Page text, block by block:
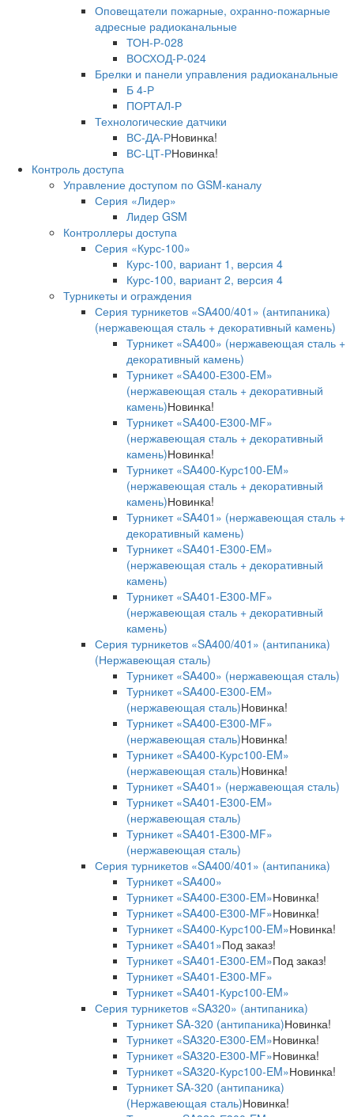
Оповещатели пожарные, охранно-пожарные
адресные радиоканальные
ТОН-Р-028
ВОСХОД-Р-024
Брелки и панели управления радиоканальные
Б 4-Р
ПОРТАЛ-Р
Технологические датчики
ВС-ДА-РНовинка!
ВС-ЦТ-РНовинка!
Контроль доступа
Управление доступом по GSM-каналу
Серия «Лидер»
Лидер GSM
Контроллеры доступа
Серия «Курс-100»
Курс-100, вариант 1, версия 4
Курс-100, вариант 2, версия 4
Турникеты и ограждения
Серия турникетов «SA400/401» (антипаника)
(нержавеющая сталь + декоративный камень)
Турникет «SA400» (нержавеющая сталь +
декоративный камень)
Турникет «SA400-Е300-EM»
(нержавеющая сталь + декоративный
камень)Новинка!
Турникет «SA400-Е300-MF»
(нержавеющая сталь + декоративный
камень)Новинка!
Турникет «SA400-Курс100-EM»
(нержавеющая сталь + декоративный
камень)Новинка!
Турникет «SA401» (нержавеющая сталь +
декоративный камень)
Турникет «SA401-E300-EM»
(нержавеющая сталь + декоративный
камень)
Турникет «SA401-E300-MF»
(нержавеющая сталь + декоративный
камень)
Серия турникетов «SA400/401» (антипаника)
(Нержавеющая сталь)
Турникет «SA400» (нержавеющая сталь)
Турникет «SA400-Е300-EM»
(нержавеющая сталь)Новинка!
Турникет «SA400-Е300-MF»
(нержавеющая сталь)Новинка!
Турникет «SA400-Курс100-EM»
(нержавеющая сталь)Новинка!
Турникет «SA401» (нержавеющая сталь)
Турникет «SA401-E300-EM»
(нержавеющая сталь)
Турникет «SA401-E300-MF»
(нержавеющая сталь)
Серия турникетов «SA400/401» (антипаника)
Турникет «SA400»
Турникет «SA400-Е300-EM»Новинка!
Турникет «SA400-Е300-MF»Новинка!
Турникет «SA400-Курс100-EM»Новинка!
Турникет «SA401»Под заказ!
Турникет «SA401-E300-EM»Под заказ!
Турникет «SA401-E300-MF»
Турникет «SA401-Курс100-EM»
Серия турникетов «SA320» (антипаника)
Турникет SA-320 (антипаника)Новинка!
Турникет «SA320-Е300-EM»Новинка!
Турникет «SA320-Е300-MF»Новинка!
Турникет «SA320-Курс100-EM»Новинка!
Турникет SA-320 (антипаника)
(Нержавеющая сталь)Новинка!